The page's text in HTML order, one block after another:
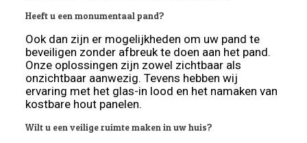
Heeft u een monumentaal pand?
Ook dan zijn er mogelijkheden om uw pand te
beveiligen zonder afbreuk te doen aan het pand.
Onze oplossingen zijn zowel zichtbaar als
onzichtbaar aanwezig. Tevens hebben wij
ervaring met het glas-in lood en het namaken van
kostbare hout panelen.
Wilt u een veilige ruimte maken in uw huis?